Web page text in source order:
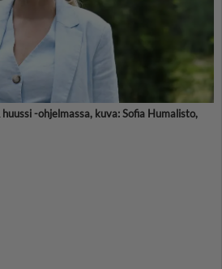
-ohjelmassa, kuva: Sofia Humalisto,